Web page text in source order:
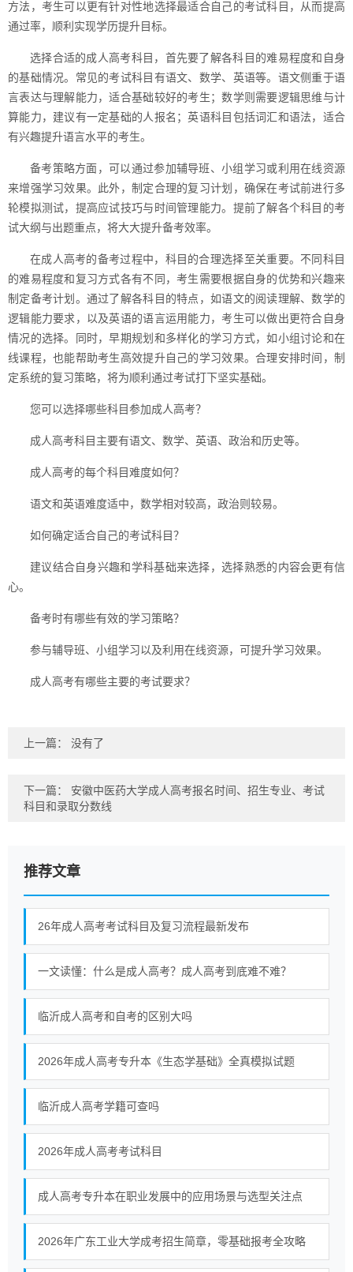
方法，考生可以更有针对性地选择最适合自己的考试科目，从而提高
通过率，顺利实现学历提升目标。
选择合适的成人高考科目，首先要了解各科目的难易程度和自身
的基础情况。常见的考试科目有语文、数学、英语等。语文侧重于语
言表达与理解能力，适合基础较好的考生；数学则需要逻辑思维与计
算能力，建议有一定基础的人报名；英语科目包括词汇和语法，适合
有兴趣提升语言水平的考生。
备考策略方面，可以通过参加辅导班、小组学习或利用在线资源
来增强学习效果。此外，制定合理的复习计划，确保在考试前进行多
轮模拟测试，提高应试技巧与时间管理能力。提前了解各个科目的考
试大纲与出题重点，将大大提升备考效率。
在成人高考的备考过程中，科目的合理选择至关重要。不同科目
的难易程度和复习方式各有不同，考生需要根据自身的优势和兴趣来
制定备考计划。通过了解各科目的特点，如语文的阅读理解、数学的
逻辑能力要求，以及英语的语言运用能力，考生可以做出更符合自身
情况的选择。同时，早期规划和多样化的学习方式，如小组讨论和在
线课程，也能帮助考生高效提升自己的学习效果。合理安排时间，制
定系统的复习策略，将为顺利通过考试打下坚实基础。
您可以选择哪些科目参加成人高考？
成人高考科目主要有语文、数学、英语、政治和历史等。
成人高考的每个科目难度如何？
语文和英语难度适中，数学相对较高，政治则较易。
如何确定适合自己的考试科目？
建议结合自身兴趣和学科基础来选择，选择熟悉的内容会更有信
心。
备考时有哪些有效的学习策略？
参与辅导班、小组学习以及利用在线资源，可提升学习效果。
成人高考有哪些主要的考试要求？
上一篇： 没有了
下一篇： 安徽中医药大学成人高考报名时间、招生专业、考试
科目和录取分数线
推荐文章
26年成人高考考试科目及复习流程最新发布
一文读懂：什么是成人高考？成人高考到底难不难？
临沂成人高考和自考的区别大吗
2026年成人高考专升本《生态学基础》全真模拟试题
临沂成人高考学籍可查吗
2026年成人高考考试科目
成人高考专升本在职业发展中的应用场景与选型关注点
2026年广东工业大学成考招生简章，零基础报考全攻略